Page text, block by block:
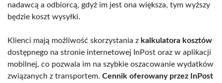
nadawcą a odbiorcą, gdyż im jest ona większa, tym wyższy
będzie koszt wysyłki.
Klienci mają możliwość skorzystania z kalkulatora kosztów
dostępnego na stronie internetowej InPost oraz w aplikacji
mobilnej, co pozwala im na szybkie oszacowanie wydatków
związanych z transportem. Cennik oferowany przez InPost